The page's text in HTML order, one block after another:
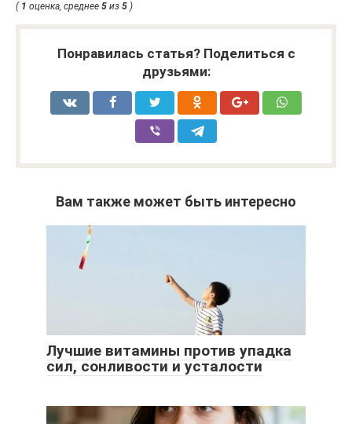
( 1 оценка, среднее 5 из 5 )
Понравилась статья? Поделиться с
друзьями:
Вам также может быть интересно
Лучшие витамины против упадка
сил, сонливости и усталости